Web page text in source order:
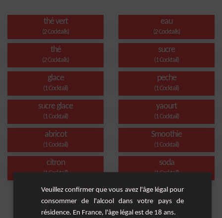
thé vert
(2 Cocktails)
eau
(2 Cocktails)
thé
(2 Cocktails)
sucre
(1 Cocktail)
glace
(1 Cocktail)
peche
(1 Cocktail)
sucre glace
(1 Cocktail)
yaourt
(1 Cocktail)
abricot
(1 Cocktail)
Smoothie
(1 Cocktail)
citron
(1 Cocktail)
soda
(1 Cocktail)
Veuillez confirmer que vous avez l'âge légal pour
consommer de l'alcool dans votre pays de
résidence. En France, l'âge légal est de 18 ans.